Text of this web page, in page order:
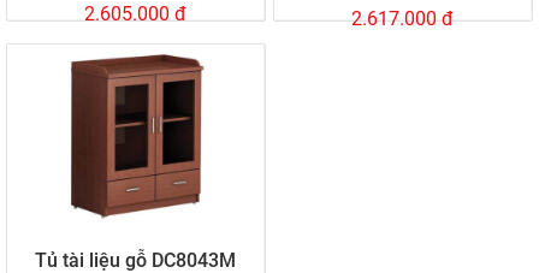
2.605.000 đ 2.617.000 đ
Tủ tài liệu gỗ DC8043M